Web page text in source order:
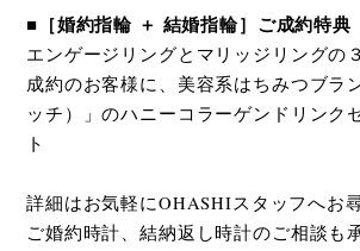
■［婚約指輪 ＋ 結婚指輪］ご成約特典
エンゲージリングとマリッジリングの
成約のお客様に、美容系はちみつブラ
ッチ）」のハニーコラーゲンドリンク
ト
詳細はお気軽にOHASHIスタッフへお
ご婚約時計、結納返し時計のご相談も